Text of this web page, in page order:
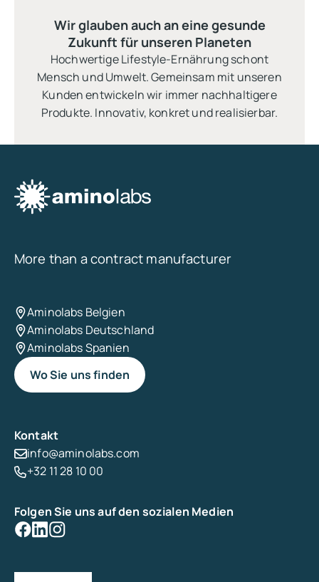
Wir glauben auch an eine gesunde
Zukunft für unseren Planeten
Hochwertige Lifestyle-Ernährung schont
Mensch und Umwelt. Gemeinsam mit unseren
Kunden entwickeln wir immer nachhaltigere
Produkte. Innovativ, konkret und realisierbar.
More than a contract manufacturer
Aminolabs Belgien
Aminolabs Deutschland
Aminolabs Spanien
Wo Sie uns finden
Kontakt
info@aminolabs.com
+32 11 28 10 00
Folgen Sie uns auf den sozialen Medien